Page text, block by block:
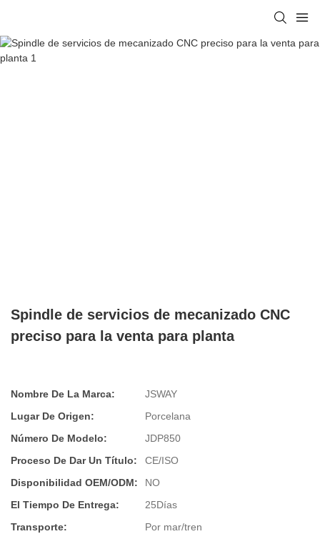
Spindle de servicios de mecanizado CNC
preciso para la venta para planta
Nombre De La Marca:
JSWAY
Lugar De Origen:
Porcelana
Número De Modelo:
JDP850
Proceso De Dar Un Título:
CE/ISO
Disponibilidad OEM/ODM:
NO
El Tiempo De Entrega:
25Días
Transporte:
Por mar/tren